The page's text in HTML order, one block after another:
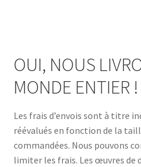
OUI, NOUS
MONDE ENTIER !
Les frais d’envois sont à titre
réévalués en fonction de la
commandées. Nous pouvons
limiter les frais. Les œuvres de